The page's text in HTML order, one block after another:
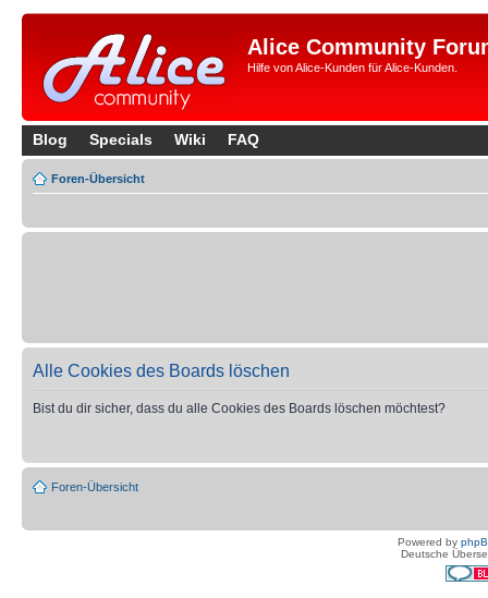
Alice Community
Hilfe von Alice-Kunden für Alice-Kunden.
Blog Specials Wiki FAQ
Foren-Übersicht
Alle Cookies des Boards löschen
Bist du dir sicher, dass du alle Cookies des Boards löschen möchtest?
Foren-Übersicht
Powered by
Deutsche